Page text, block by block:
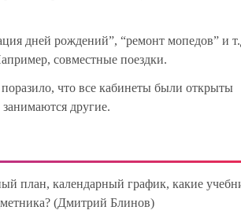
дней рождений”, “ремонт мопедов” и
совместные поездки.
что все кабинеты были открыты
другие.
план, календарный график, какие
(Дмитрий Блинов)